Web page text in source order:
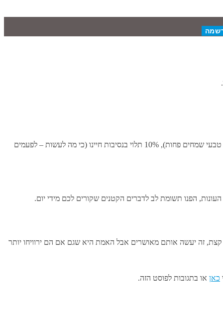
מחקרים רבים נעשו על הנושא, עיקרם אומר שבעצם כ-50% מיכולתינו להיות מאושרים היא גנטית (כלומר – יש אנשים שמחים יותר ויש כאלה שבאופן טבעי שמחים פחות), 10% תלוי בנסיבות חיינו (כי מה לעשות – לפעמים
הפנו תשומת לב לדברים הקטנים שקורים לכם מידי יום.
קצת, זה יעשה אותם מאושרים אבל האמת היא שגם אם הם ירוויחו יותר
כאן או בתגובות לפוסט הזה.